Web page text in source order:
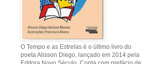
O Tempo e as Estrelas é o último livro do
poeta Alisson Diego, lançado em 2014 pela